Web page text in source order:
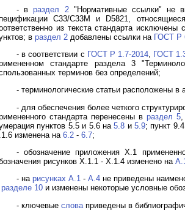
- враздел 2"Нормативные ссылки" не
C33/C33M и D5821,
из текста стандарта
в раздел 2 добавлены ссылки на ГОСТ Р
- в соответствии с ГОСТ Р 1.7-2014 ГОСТ
стандарте раздела 3
терминов без определений;
- терминологические статьи расположены в
- для обеспечения более четкого
стандарта перенесены в раздел 5,
пунктов 5.5 и 5.6 на5.8 и5.9; пункт
изменена на 6.2 - 6.7;
- обозначение приложения X.1
рисунков X.1.1 - X.1.4 изменено на А.1
- на рисунках А.1 - А.4 не приведены
разделе 10 и изменены некоторые условные
- ключевые слова приведены в